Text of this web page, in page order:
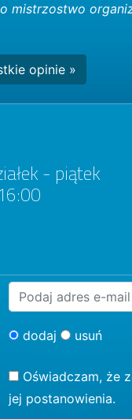
mistrzostwo
opinie »
- piątek
dodaj usuń
Oświadczam, że
jej postanowienia.